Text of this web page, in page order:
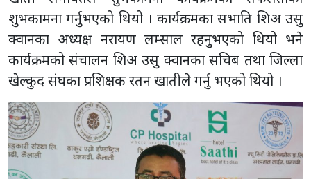
शुभकामना गर्नुभएको थियो । कार्यक्रमका सभाति शिअ उसु
क्वानका अध्यक्ष नरायण लम्साल रहनुभएको थियो भने
कार्यक्रमको संचालन शिअ उसु क्वानका सचिब तथा जिल्ला
खेल्कुद संघका प्रशिक्षक रतन खातीले गर्नु भएको थियो ।